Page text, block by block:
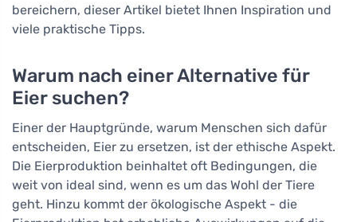
bereichern, dieser Artikel bietet Ihnen Inspiration und
viele praktische Tipps.
Warum nach einer Alternative für
Eier suchen?
Einer der Hauptgründe, warum Menschen sich dafür
entscheiden, Eier zu ersetzen, ist der ethische Aspekt.
Die Eierproduktion beinhaltet oft Bedingungen, die
weit von ideal sind, wenn es um das Wohl der Tiere
geht. Hinzu kommt der ökologische Aspekt - die